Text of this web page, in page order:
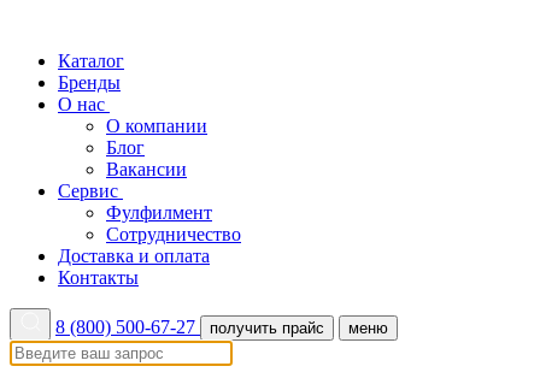
Каталог
Бренды
О нас
О компании
Блог
Вакансии
Сервис
Фулфилмент
Сотрудничество
Доставка и оплата
Контакты
8 (800) 500-67-27 получить прайс меню